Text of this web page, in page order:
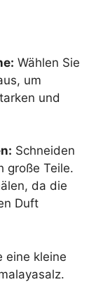
Wählen Sie
um
und
Schneiden
große Teile.
da die
Duft
eine kleine